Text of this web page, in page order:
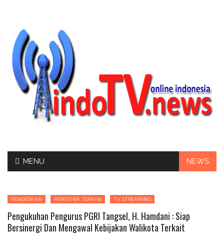
MENU NEWS
PENDIDIKAN PERISTIWA TERKINI TV STREAMING
Pengukuhan Pengurus PGRI Tangsel, H. Hamdani : Siap
Bersinergi Dan Mengawal Kebijakan Walikota Terkait